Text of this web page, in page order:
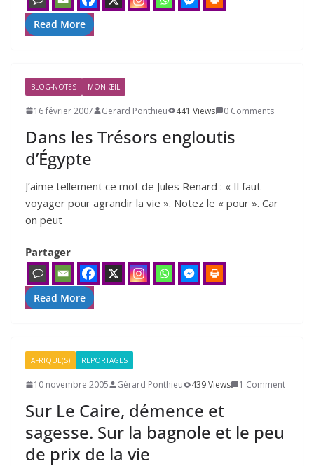
Read More
BLOG-NOTES MON ŒIL
16 février 2007 Gerard Ponthieu 441 Views 0 Comments
Dans les Trésors engloutis
d’Égypte
J’aime tel­le­ment ce mot de Jules Renard : « Il faut
voya­ger pour agran­dir la vie ». Notez le « pour ». Car
on peut
Partager
Read More
AFRIQUE(S) REPORTAGES
10 novembre 2005 Gérard Ponthieu 439 Views 1 Comment
Sur Le Caire, démence et
sagesse. Sur la bagnole et le peu
de prix de la vie